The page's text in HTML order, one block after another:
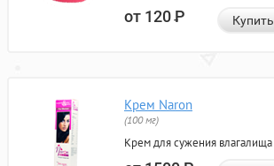
от 120Р Купить
Крем Naron
(100 мг)
Крем для сужения влагалища